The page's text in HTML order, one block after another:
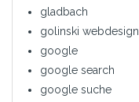
gladbach
golinski webdesign
google
google search
google suche